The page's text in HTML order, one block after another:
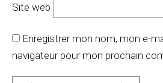
Site web
Enregistrer mon nom, mon e-
navigateur pour mon prochain